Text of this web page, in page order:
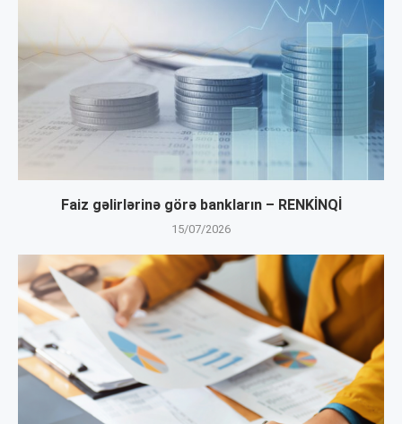
Faiz gəlirlərinə görə bankların – RENKİNQİ
15/07/2026